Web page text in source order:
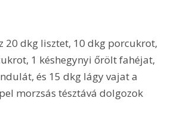
20 dkg lisztet, 10 dkg porcukrot,
1 késhegynyi őrölt fahéjat,
és 15 dkg lágy vajat a
morzsás tésztává dolgozok